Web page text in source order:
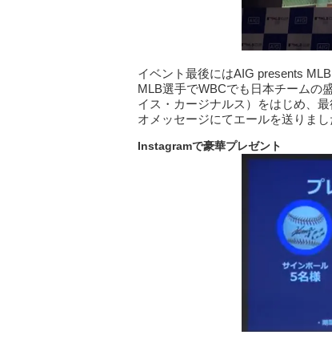
イベント最後にはAIG presents
MLB選手でWBCでも日本チームの
イス・カージナルス）をはじめ、
オメッセージにてエールを送りまし
Instagramで豪華プレゼント